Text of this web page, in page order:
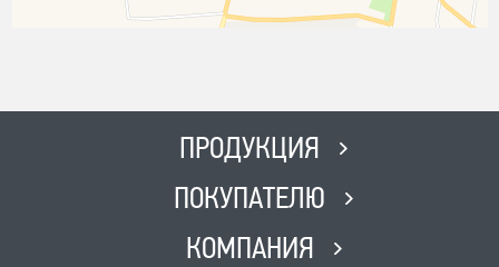
ПРОДУКЦИЯ
ПОКУПАТЕЛЮ
КОМПАНИЯ